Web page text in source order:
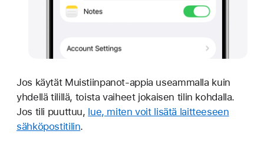
Jos käytät Muistiinpanot-appia useammalla kuin
yhdellä tilillä, toista vaiheet jokaisen tilin kohdalla.
Jos tili puuttuu, lue, miten voit lisätä laitteeseen
sähköpostitilin.